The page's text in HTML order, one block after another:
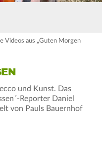
Videos aus „Guten Morgen
und Kunst. Das
Reporter Daniel
von Pauls Bauernhof